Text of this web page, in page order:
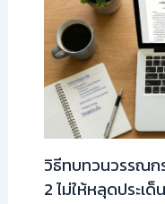
วิธีทบทวนวรรณก
2 ไม่ให้หลุดประเด็น